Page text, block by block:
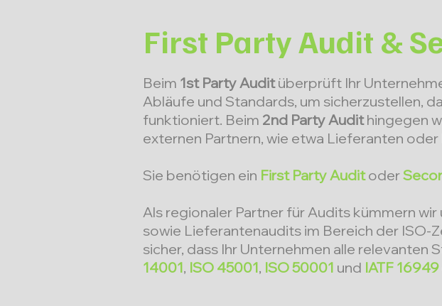
First Party Audit &
Beim 1st Party Auditüberprüft Ihr
Abläufe und Standards, um sicherzustellen,
funktioniert. Beim 2nd Party Audithingegen
externen Partnern, wie etwa Lieferanten
Sie benötigen ein First Party Auditoder
Als regionaler Partner für Audits kümmern
sowie Lieferantenaudits im Bereich der ISO-
sicher, dass Ihr Unternehmen alle relevanten
14001, ISO 45001, ISO 50001 und IATF 16949